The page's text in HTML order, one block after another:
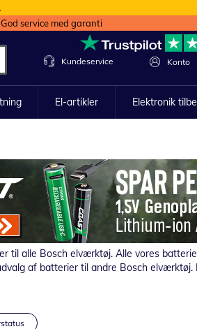
service med garanti
Konto
Kundeservice
El-artikler Elektronik
til alle Bosch elværktøj. Alle vores
af batterier til andre Bosch elværktøj.